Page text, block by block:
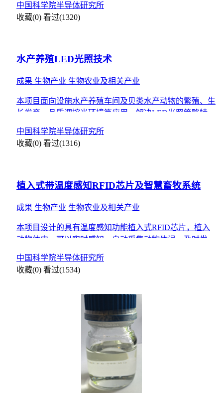
发展。
中国科学院半导体研究所
收藏(0) 看过(1320)
水产养殖LED光照技术
成果 生物产业 生物农业及相关产业
本项目面向设施水产养殖车间及贝类水产动物的繁殖、生
长发育、品质调控光环境等应用，解决LED光照策略特定
宜的光环
中国科学院半导体研究所
收藏(0) 看过(1316)
植入式带温度感知RFID芯片及智慧畜牧系统
成果 生物产业 生物农业及相关产业
本项目设计的具有温度感知功能植入式RFID芯片，植入
动物体内，可以实时感知、自动采集动物体温，及时发现
源提供了
中国科学院半导体研究所
收藏(0) 看过(1534)